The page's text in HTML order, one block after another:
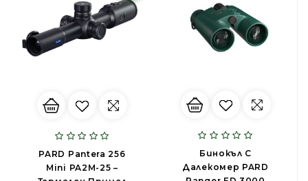
PARD Pantera 256
Mini PA2M-25 –
Бинокъл С
Далекомер PARD